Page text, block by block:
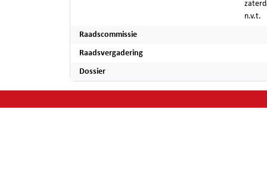
n.v.t.
Raadscommissie
Raadsvergadering
Dossier